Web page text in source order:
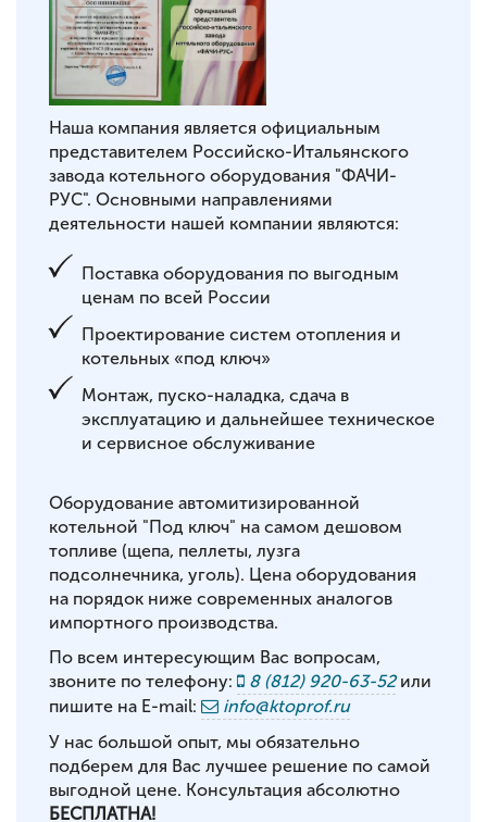
Наша компания является официальным
представителем Российско-Итальянского
завода котельного оборудования "ФАЧИ-
РУС". Основными направлениями
деятельности нашей компании являются:
Поставка оборудования по выгодным
ценам по всей России
Проектирование систем отопления и
котельных «под ключ»
Монтаж, пуско-наладка, сдача в
эксплуатацию и дальнейшее техническое
и сервисное обслуживание
Оборудование автомитизированной
котельной "Под ключ" на самом дешовом
топливе (щепа, пеллеты, лузга
подсолнечника, уголь). Цена оборудования
на порядок ниже современных аналогов
импортного производства.
По всем интересующим Вас вопросам,
звоните по телефону:
8 (812) 920-63-52или
пишите на E-mail:
info@ktoprof.ru
У нас большой опыт, мы обязательно
подберем для Вас лучшее решение по самой
выгодной цене. Консультация абсолютно
БЕСПЛАТНА!